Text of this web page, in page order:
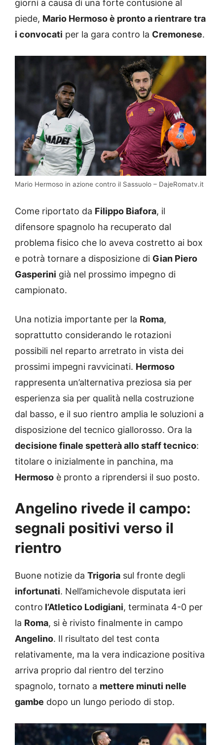
giorni a causa di una forte contusione al
piede, Mario Hermoso è pronto a rientrare tra
i convocati per la gara contro la Cremonese.
Mario Hermoso in azione contro il Sassuolo – DajeRomatv.it
Come riportato da Filippo Biafora, il
difensore spagnolo ha recuperato dal
problema fisico che lo aveva costretto ai box
e potrà tornare a disposizione di Gian Piero
Gasperini già nel prossimo impegno di
campionato.
Una notizia importante per la Roma,
soprattutto considerando le rotazioni
possibili nel reparto arretrato in vista dei
prossimi impegni ravvicinati. Hermoso
rappresenta un’alternativa preziosa sia per
esperienza sia per qualità nella costruzione
dal basso, e il suo rientro amplia le soluzioni a
disposizione del tecnico giallorosso. Ora la
decisione finale spetterà allo staff tecnico:
titolare o inizialmente in panchina, ma
Hermoso è pronto a riprendersi il suo posto.
Angelino rivede il campo:
segnali positivi verso il
rientro
Buone notizie da Trigoria sul fronte degli
infortunati. Nell’amichevole disputata ieri
contro l’Atletico Lodigiani, terminata 4-0 per
la Roma, si è rivisto finalmente in campo
Angelino. Il risultato del test conta
relativamente, ma la vera indicazione positiva
arriva proprio dal rientro del terzino
spagnolo, tornato a mettere minuti nelle
gambe dopo un lungo periodo di stop.